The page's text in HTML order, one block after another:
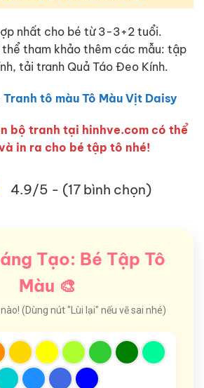
nhất cho bé từ 3-3+2 tuổi.
tham khảo thêm các mẫu: tập
tải tranh Quả Táo Đeo Kính.
Tranh tô màu Tô Màu Vịt Daisy
bộ tranh tại hinhve.com có thể
in ra cho bé tập tô nhé!
4.9/5 - (17 bình chọn)
Tạo: Bé Tập Tô
Màu 🎨
(Dùng nút "Lùi lại" nếu vẽ sai nhé)